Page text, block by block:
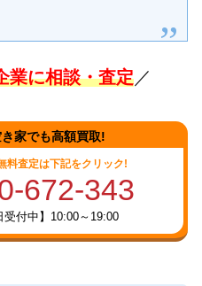
業に相談・査定／
家でも高額買取!
料査定は下記をクリック!
672-343
受付中】10:00～19:00